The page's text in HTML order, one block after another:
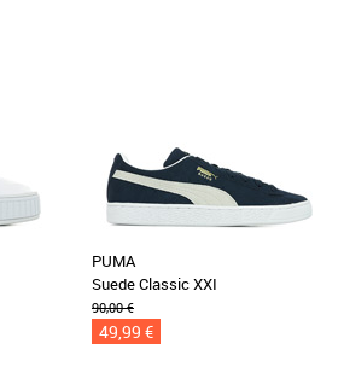
PUMA
Suede Classic XXI
90,00 €
49,99 €